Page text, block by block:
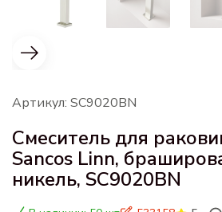
Артикул: SC9020BN
Смеситель для
Sancos Linn,
никель, SC9020BN